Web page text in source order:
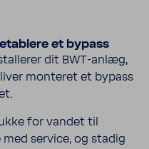
et bypass
dit BWT-​anlæg,
monteret et bypass
for vandet til
service, og stadig